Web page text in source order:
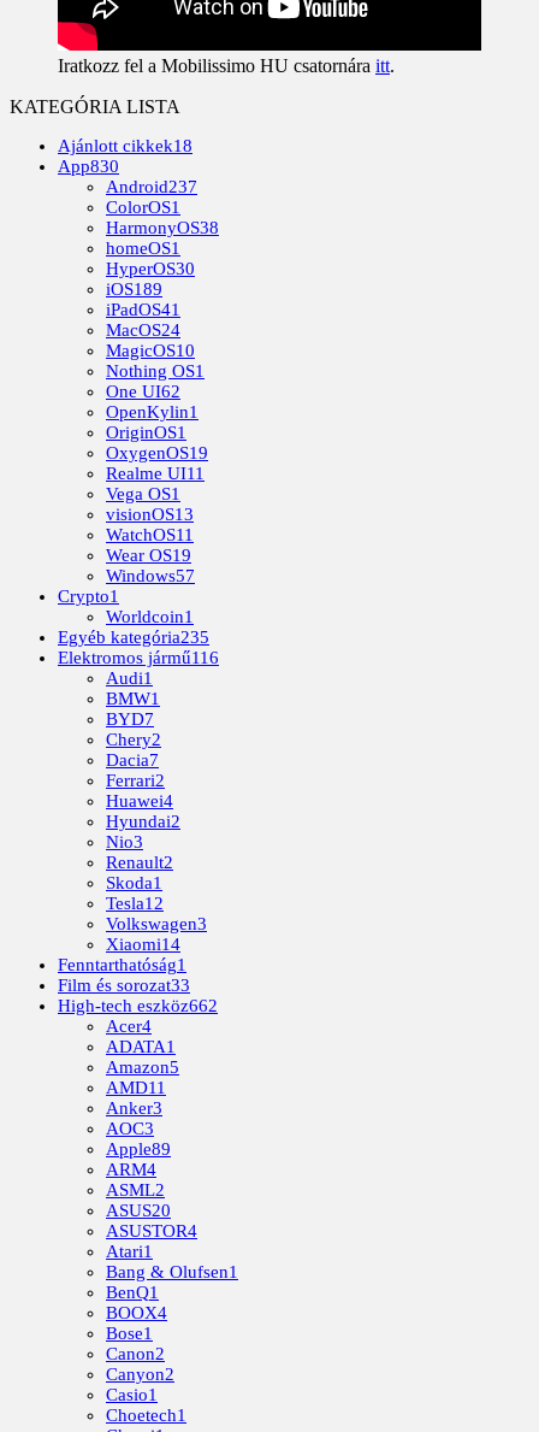
Iratkozz fel a Mobilissimo HU csatornára itt.
KATEGÓRIA LISTA
Ajánlott cikkek18
App830
Android237
ColorOS1
HarmonyOS38
homeOS1
HyperOS30
iOS189
iPadOS41
MacOS24
MagicOS10
Nothing OS1
One UI62
OpenKylin1
OriginOS1
OxygenOS19
Realme UI11
Vega OS1
visionOS13
WatchOS11
Wear OS19
Windows57
Crypto1
Worldcoin1
Egyéb kategória235
Elektromos jármű116
Audi1
BMW1
BYD7
Chery2
Dacia7
Ferrari2
Huawei4
Hyundai2
Nio3
Renault2
Skoda1
Tesla12
Volkswagen3
Xiaomi14
Fenntarthatóság1
Film és sorozat33
High-tech eszköz662
Acer4
ADATA1
Amazon5
AMD11
Anker3
AOC3
Apple89
ARM4
ASML2
ASUS20
ASUSTOR4
Atari1
Bang & Olufsen1
BenQ1
BOOX4
Bose1
Canon2
Canyon2
Casio1
Choetech1